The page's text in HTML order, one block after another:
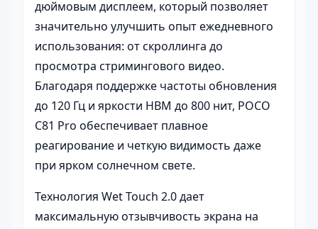
дюймовым дисплеем, который позволяет
значительно улучшить опыт ежедневного
использования: от скроллинга до
просмотра стримингового видео.
Благодаря поддержке частоты обновления
до 120 Гц и яркости HBM до 800 нит, POCO
C81 Pro обеспечивает плавное
реагирование и четкую видимость даже
при ярком солнечном свете.
Технология Wet Touch 2.0 дает
максимальную отзывчивость экрана на